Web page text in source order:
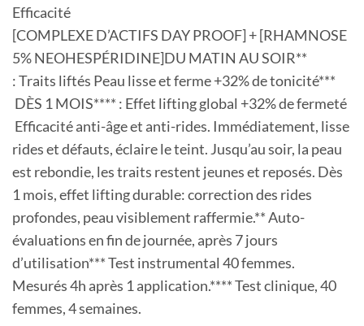
Efficacité
[COMPLEXE D’ACTIFS DAY PROOF] + [RHAMNOSE
5% NEOHESPÉRIDINE]DU MATIN AU SOIR**
: Traits liftés Peau lisse et ferme +32% de tonicité***
DÈS 1 MOIS**** : Effet lifting global +32% de fermeté
Efficacité anti-âge et anti-rides. Immédiatement, lisse
rides et défauts, éclaire le teint. Jusqu’au soir, la peau
est rebondie, les traits restent jeunes et reposés. Dès
1 mois, effet lifting durable: correction des rides
profondes, peau visiblement raffermie.** Auto-
évaluations en fin de journée, après 7 jours
d’utilisation*** Test instrumental 40 femmes.
Mesurés 4h après 1 application.**** Test clinique, 40
femmes, 4 semaines.